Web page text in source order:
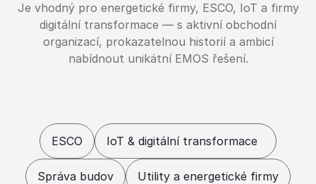
Je vhodný pro energetické firmy, ESCO, IoT a firmy
digitální transformace — s aktivní obchodní
organizací, prokazatelnou historií a ambicí
nabídnout unikátní EMOS řešení.
ESCO IoT & digitální transformace
Správa budov Utility a energetické firmy